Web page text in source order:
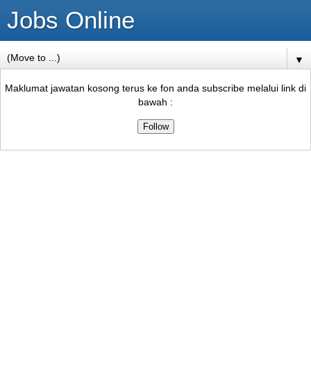
Jobs Online
▼
Maklumat jawatan kosong terus ke fon anda subscribe melalui link di
bawah :